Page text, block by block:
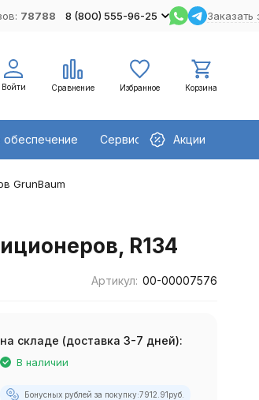
78788 8 (800) 555-96-25 Заказать
Войти Сравнение Избранное Корзина
Сервисное оборудование
Акции
GrunBaum
R134
Артикул: 00-00007576
на складе (доставка 3-7 дней):
В наличии
Бонусных рублей за покупку:7912.91руб.